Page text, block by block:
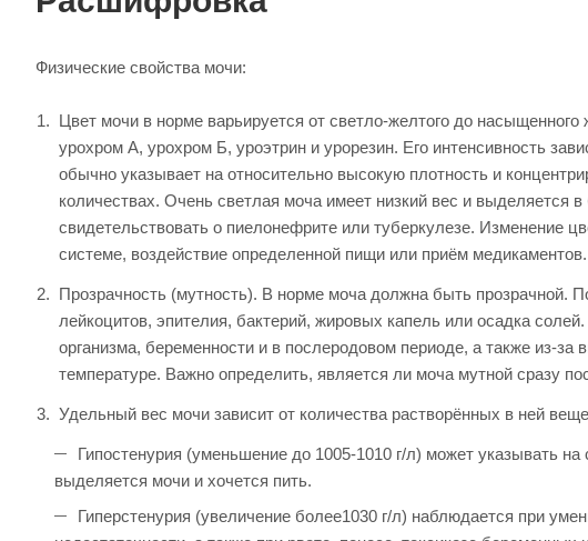
Физические свойства мочи:
Цвет мочи в норме варьируется от светло-желтого до насыщенного
урохром А, урохром Б, уроэтрин и урорезин. Его интенсивность
обычно указывает на относительно высокую плотность и
количествах. Очень светлая моча имеет низкий вес и выделяется
свидетельствовать о пиелонефрите или туберкулезе. Изменение
системе, воздействие определенной пищи или приём медикаментов.
Прозрачность (мутность). В норме моча должна быть прозрачной.
лейкоцитов, эпителия, бактерий, жировых капель или осадка
организма, беременности и в послеродовом периоде, а также из-за
температуре. Важно определить, является ли моча мутной сразу
Удельный вес мочи зависит от количества растворённых в ней
Гипостенурия (уменьшение до 1005-1010 г/л) может указывать
выделяется мочи и хочется пить.
Гиперстенурия (увеличение более1030 г/л) наблюдается при